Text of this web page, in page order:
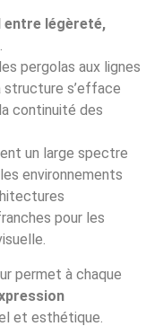
entre légèreté,
.
pergolas aux lignes
structure s’efface
continuité des
un large spectre
environnements
pour les
permet à chaque
et esthétique.